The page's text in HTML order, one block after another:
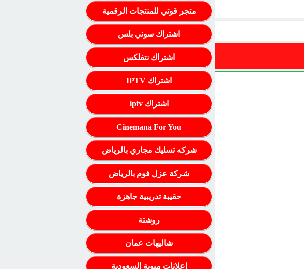
متجر قوتي للمنتجات الرقمية
اشتراك سوني بلس
اشتراك نتفلكس
اشتراك IPTV
اشتراك iptv
Cinemana For You
شركه تسليك مجاري بالرياض
شركة عزل فوم بالرياض
حقيبة تدريبية جاهزة
روشتة
شاليهات عمان
إعلانات مبوبة السعودية